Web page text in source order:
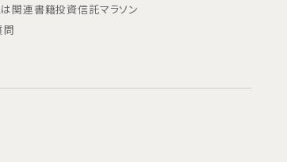
関連書籍投資信託マラソン
問